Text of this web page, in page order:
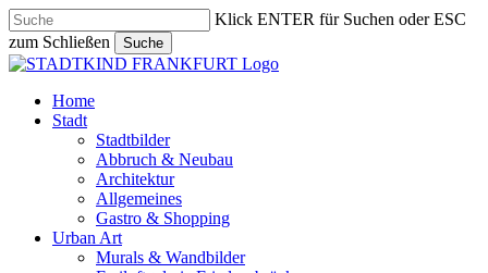
Skip
to
main
content
Klick ENTER für Suchen oder ESC
zum Schließen
Suche
Close
search
Menu
Home
Stadt
Stadtbilder
Abbruch & Neubau
Architektur
Allgemeines
Gastro & Shopping
Urban Art
Murals & Wandbilder